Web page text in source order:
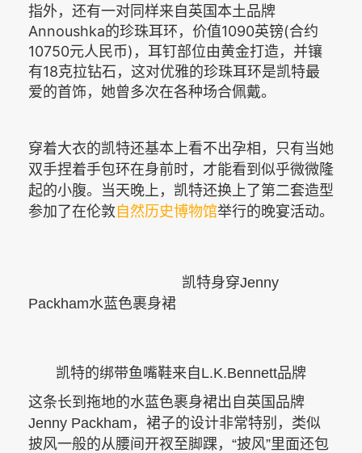
指外，还有一对同样来自英国本土品牌
Annoushka的珍珠耳环，价值1090英镑(合约
10750元人民币)，耳钉部位由黄金打造，并镶
有18克拉钻石，这对优雅的珍珠耳环是凯特最
爱的首饰，她曾多次在各种场合佩戴。
穿着大衣的凯特还基本上看不出孕相，只有当她
双手捏着手包环在身前时，才能看到似乎微微隆
起的小腹。当天晚上，凯特还换上了第二套造型
参加了在伦敦 自然历史博物馆举行的晚宴活动。
凯特身穿Jenny
Packham水蓝色裹身裙
凯特的绑带鱼嘴鞋来自L.K.Bennett品牌
这条长到拖地的水蓝色裹身裙出自英国品牌
Jenny Packham，裙子的设计非常特别，类似
披风一般的从腰间开衩至脚踝，“披风”里面还包